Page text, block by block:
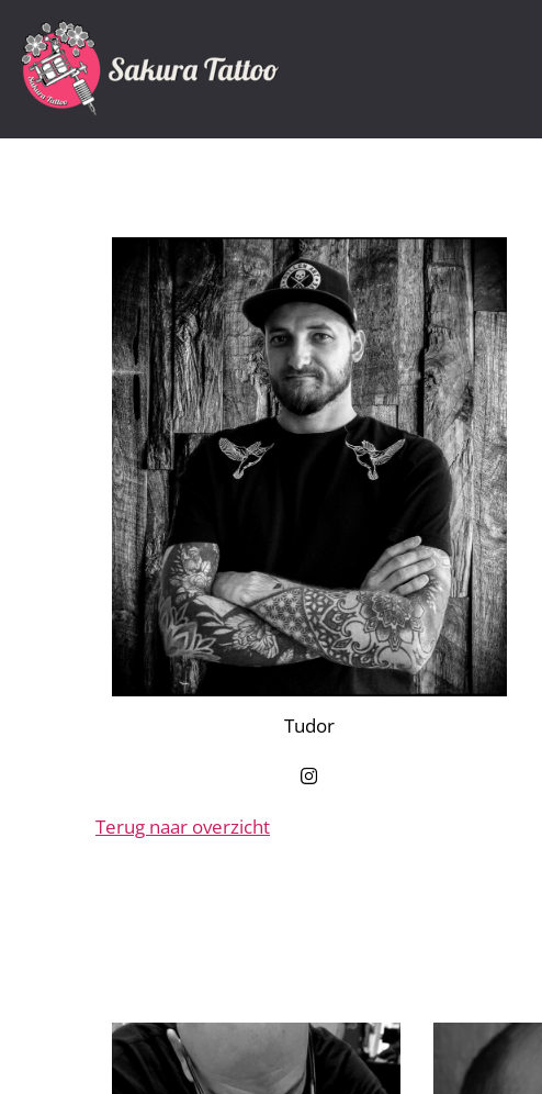
Tudor
Terug naar overzicht